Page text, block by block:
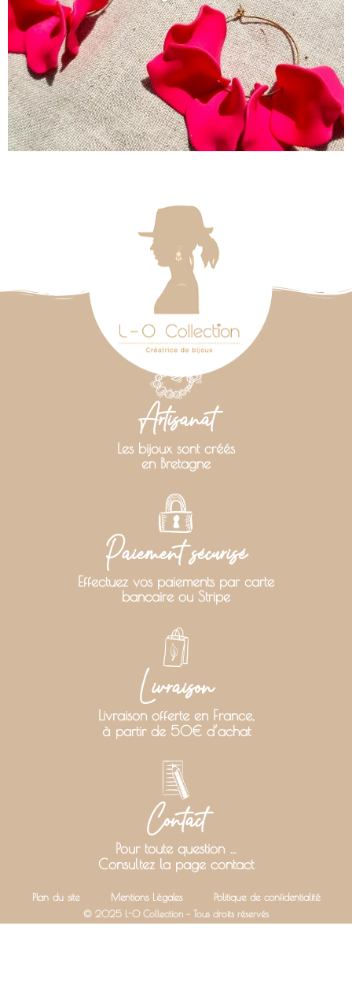
Artisanat
Les bijoux sont créés
en Bretagne
Paiement sécurisé
Effectuez vos paiements par carte
bancaire ou Stripe
Livraison
Livraison offerte en France,
à partir de 50€ d’achat
Contact
Pour toute question …
Consultez la page contact
Plan du site Mentions Légales Politique de confidentialité
© 2025 L-O Collection – Tous droits réservés